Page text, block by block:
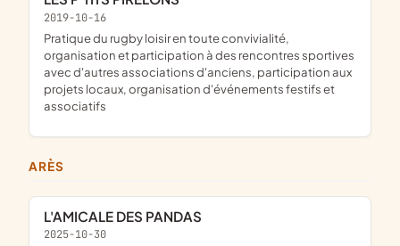
2019-10-16
pratique du rugby loisir en toute convivialité,
organisation et participation à des rencontres sportives
avec d'autres associations d'anciens, participation aux
projets locaux, organisation d'événements festifs et
associatifs
ARÈS
L'AMICALE DES PANDAS
2025-10-30